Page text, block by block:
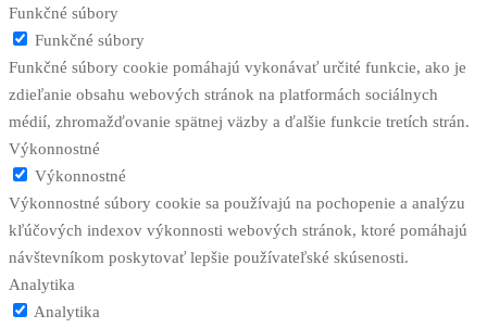
Funkčné súbory
Funkčné súbory
Funkčné súbory cookie pomáhajú vykonávať určité funkcie, ako je
zdieľanie obsahu webových stránok na platformách sociálnych
médií, zhromažďovanie spätnej väzby a ďalšie funkcie tretích strán.
Výkonnostné
Výkonnostné
Výkonnostné súbory cookie sa používajú na pochopenie a analýzu
kľúčových indexov výkonnosti webových stránok, ktoré pomáhajú
návštevníkom poskytovať lepšie používateľské skúsenosti.
Analytika
Analytika